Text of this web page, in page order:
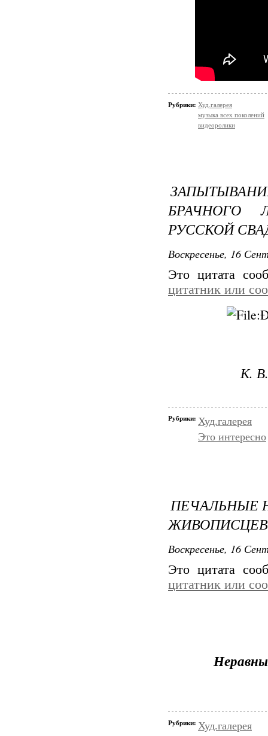
Рубрики: Худ.галерея
музыка всех поколений
видеоролики
БРАЧНОГО
РУССКОЙ
Воскресенье, 16
Это цитата
цитатник или
К.
Рубрики: Худ.галерея
Это интересно
ПЕЧАЛЬНЫЕ
ЖИВОПИСЦЕВ
Воскресенье, 16
Это цитата
цитатник или
Рубрики: Худ.галерея